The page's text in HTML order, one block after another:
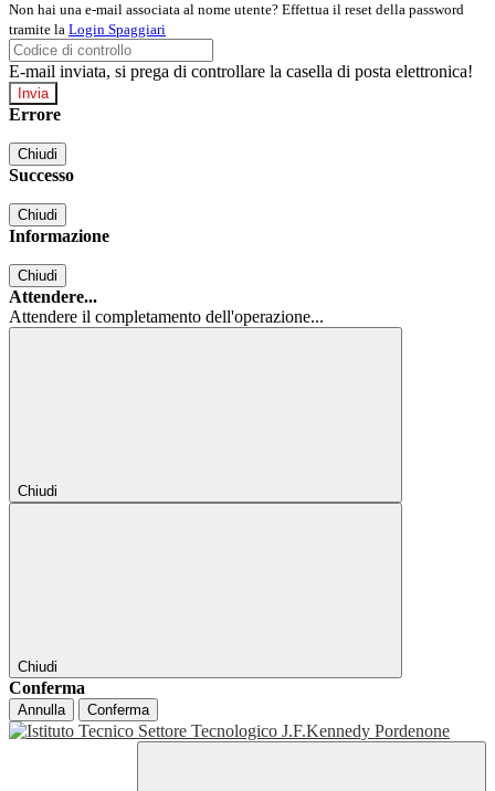
Non hai una e-mail associata al nome utente? Effettua il reset della password
tramite la Login Spaggiari
E-mail inviata, si prega di controllare la casella di posta elettronica!
Errore
Chiudi
Successo
Chiudi
Informazione
Chiudi
Attendere...
Attendere il completamento dell'operazione...
Chiudi
Chiudi
Conferma
Annulla Conferma